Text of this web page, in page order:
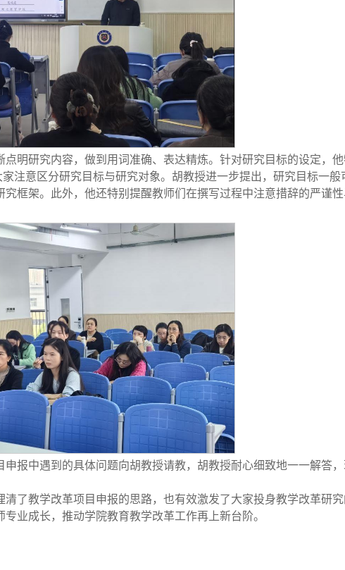
明研究内容，做到用词准确、表达精炼。针对研究目标的设定，
注意区分研究目标与研究对象。胡教授进一步提出，研究目标一般
框架。此外，他还特别提醒教师们在撰写过程中注意措辞的严谨
报中遇到的具体问题向胡教授请教，胡教授耐心细致地一一解答
了教学改革项目申报的思路，也有效激发了大家投身教学改革研
业成长，推动学院教育教学改革工作再上新台阶。